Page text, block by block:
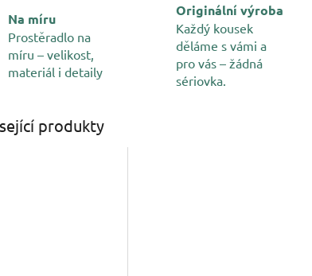
Na míru
Prostěradlo na
míru – velikost,
materiál i detaily
Originální výroba
Každý kousek
děláme s vámi a
pro vás – žádná
sériovka.
produkty